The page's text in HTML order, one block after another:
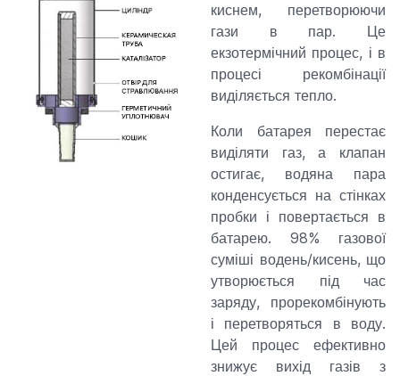
киснем, перетворюючи
гази в пар. Це
екзотермічний процес, і в
процесі рекомбінації
виділяється тепло.
Коли батарея перестає
виділяти газ, а клапан
остигає, водяна пара
конденсується на стінках
пробки і повертається в
батарею. 98% газової
суміші водень/кисень, що
утворюється під час
заряду, прорекомбінують
і перетворяться в воду.
Цей процес ефективно
знижує вихід газів з